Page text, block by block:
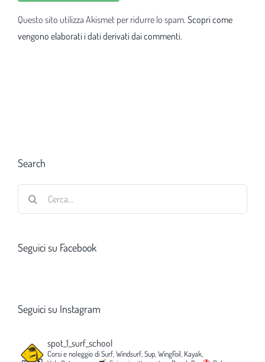
Questo sito utilizza Akismet per ridurre lo spam. Scopri come
vengono elaborati i dati derivati dai commenti.
Search
Seguici su Facebook
Seguici su Instagram
spot_1_surf_school
Corsi e noleggio di Surf, Windsurf, Sup, WingFoil, Kayak,